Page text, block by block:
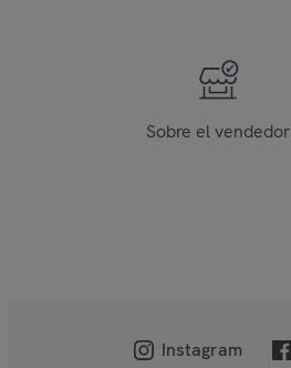
Sobre el vendedor
Instagram